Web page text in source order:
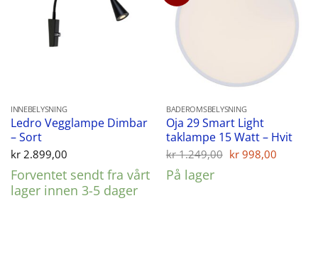
INNEBELYSNING
Ledro Vegglampe Dimbar
– Sort
kr2.899,00
Forventet sendt fra vårt
lager innen 3-5 dager
BADEROMSBELYSNING
Oja 29 Smart Light
taklampe 15 Watt – Hvit
kr1.249,00 Opprinnelig
kr 998,00
På lager